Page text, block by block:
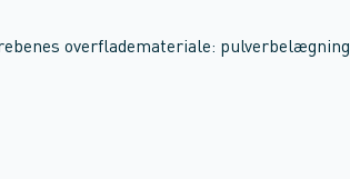
overflademateriale: pulverbelægning